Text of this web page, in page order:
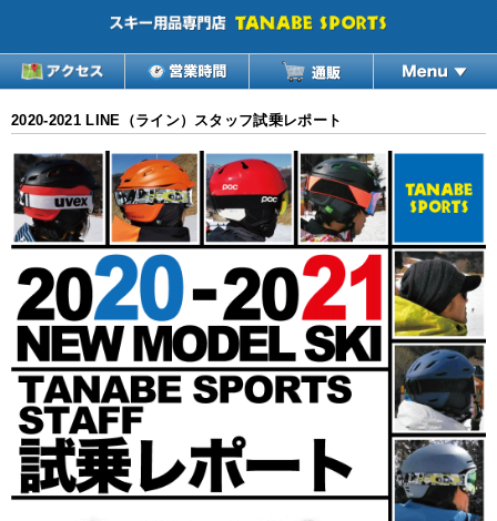
2020-2021 LINE（ライン）スタッフ試乗レポート